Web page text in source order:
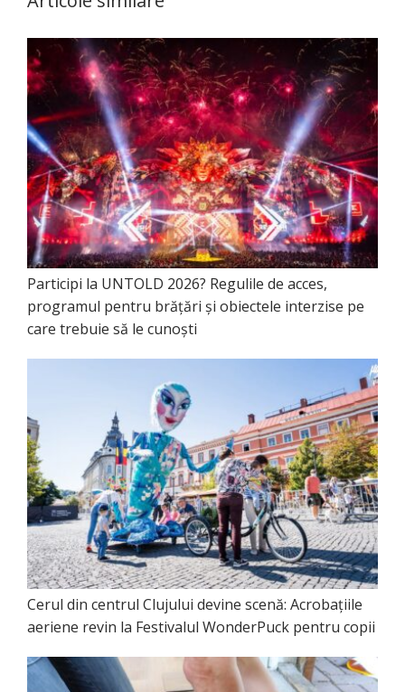
Participi la UNTOLD 2026? Regulile de acces,
programul pentru brățări și obiectele interzise pe
care trebuie să le cunoști
Cerul din centrul Clujului devine scenă: Acrobațiile
aeriene revin la Festivalul WonderPuck pentru copii